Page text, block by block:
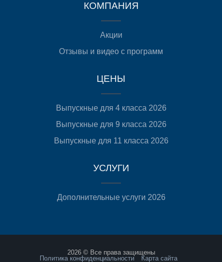
КОМПАНИЯ
Акции
Отзывы и видео с программ
ЦЕНЫ
Выпускные для 4 класса 2026
Выпускные для 9 класса 2026
Выпускные для 11 класса 2026
УСЛУГИ
Дополнительные услуги 2026
2026 © Все права защищены
Политика конфиденциальности
Карта сайта